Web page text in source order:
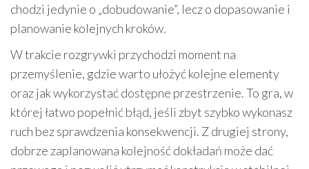
chodzi jedynie o „dobudowanie”, lecz o dopasowanie i
planowanie kolejnych kroków.
W trakcie rozgrywki przychodzi moment na
przemyślenie, gdzie warto ułożyć kolejne elementy
oraz jak wykorzystać dostępne przestrzenie. To gra, w
której łatwo popełnić błąd, jeśli zbyt szybko wykonasz
ruch bez sprawdzenia konsekwencji. Z drugiej strony,
dobrze zaplanowana kolejność dokładań może dać